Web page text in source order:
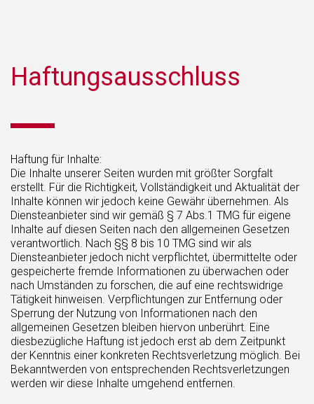
Haftungsausschluss
Haftung für Inhalte:
Die Inhalte unserer Seiten wurden mit größter Sorgfalt
erstellt. Für die Richtigkeit, Vollständigkeit und Aktualität der
Inhalte können wir jedoch keine Gewähr übernehmen. Als
Diensteanbieter sind wir gemäß § 7 Abs.1 TMG für eigene
Inhalte auf diesen Seiten nach den allgemeinen Gesetzen
verantwortlich. Nach §§ 8 bis 10 TMG sind wir als
Diensteanbieter jedoch nicht verpflichtet, übermittelte oder
gespeicherte fremde Informationen zu überwachen oder
nach Umständen zu forschen, die auf eine rechtswidrige
Tätigkeit hinweisen. Verpflichtungen zur Entfernung oder
Sperrung der Nutzung von Informationen nach den
allgemeinen Gesetzen bleiben hiervon unberührt. Eine
diesbezügliche Haftung ist jedoch erst ab dem Zeitpunkt
der Kenntnis einer konkreten Rechtsverletzung möglich. Bei
Bekanntwerden von entsprechenden Rechtsverletzungen
werden wir diese Inhalte umgehend entfernen.